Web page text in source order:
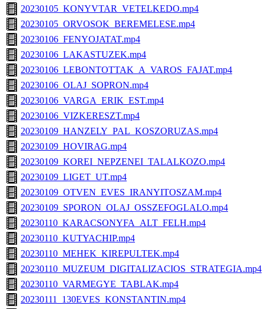
20230105_KONYVTAR_VETELKEDO.mp4
20230105_ORVOSOK_BEREMELESE.mp4
20230106_FENYOJATAT.mp4
20230106_LAKASTUZEK.mp4
20230106_LEBONTOTTAK_A_VAROS_FAJAT.mp4
20230106_OLAJ_SOPRON.mp4
20230106_VARGA_ERIK_EST.mp4
20230106_VIZKERESZT.mp4
20230109_HANZELY_PAL_KOSZORUZAS.mp4
20230109_HOVIRAG.mp4
20230109_KOREI_NEPZENEI_TALALKOZO.mp4
20230109_LIGET_UT.mp4
20230109_OTVEN_EVES_IRANYITOSZAM.mp4
20230109_SPORON_OLAJ_OSSZEFOGLALO.mp4
20230110_KARACSONYFA_ALT_FELH.mp4
20230110_KUTYACHIP.mp4
20230110_MEHEK_KIREPULTEK.mp4
20230110_MUZEUM_DIGITALIZACIOS_STRATEGIA.mp4
20230110_VARMEGYE_TABLAK.mp4
20230111_130EVES_KONSTANTIN.mp4